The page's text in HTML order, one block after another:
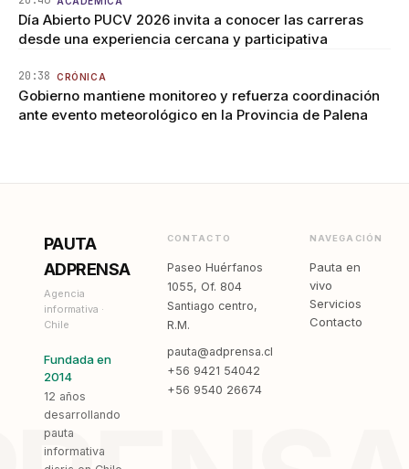
Día Abierto PUCV 2026 invita a conocer las carreras
desde una experiencia cercana y participativa
20:38 CRÓNICA
Gobierno mantiene monitoreo y refuerza coordinación
ante evento meteorológico en la Provincia de Palena
PAUTA
ADPRENSA
Agencia
informativa ·
Chile
Fundada en
2014
12 años
desarrollando
pauta
informativa
CONTACTO
Paseo Huérfanos
1055, Of. 804
Santiago centro,
R.M.
pauta@adprensa.cl
+56 9421 54042
+56 9540 26674
NAVEGACIÓN
Pauta en
vivo
Servicios
Contacto